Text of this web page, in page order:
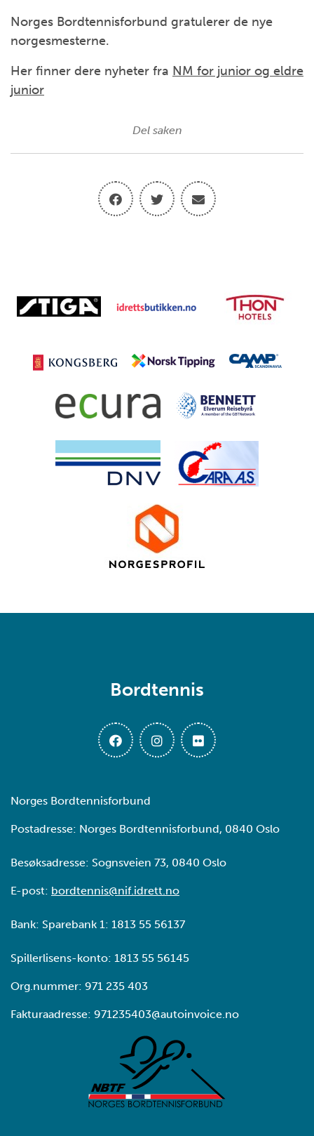
Norges Bordtennisforbund gratulerer de nye
norgesmesterne.
Her finner dere nyheter fra NM for junior og eldre
junior
Del saken
Bordtennis
Norges Bordtennisforbund
Postadresse: Norges Bordtennisforbund, 0840 Oslo
Besøksadresse: Sognsveien 73, 0840 Oslo
E-post: bordtennis@nif.idrett.no
Bank: Sparebank 1: 1813 55 56137
Spillerlisens-konto: 1813 55 56145
Org.nummer: 971 235 403
Fakturaadresse: 971235403@autoinvoice.no